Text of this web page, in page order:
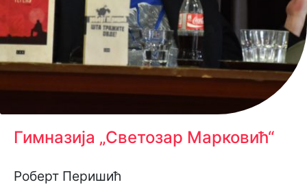
Гимназија „Светозар Марковић“
Роберт Перишић